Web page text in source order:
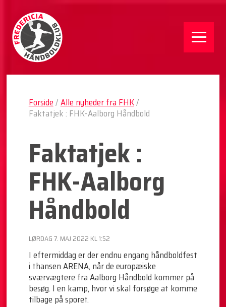
Forside/Alle nyheder fra FHK/
Faktatjek : FHK-Aalborg Håndbold
Faktatjek :
FHK-Aalborg
Håndbold
LØRDAG 7. MAJ 2022 KL 1:52
I eftermiddag er der endnu engang håndboldfest
i thansen ARENA, når de europæiske
sværvægtere fra Aalborg Håndbold kommer på
besøg. I en kamp, hvor vi skal forsøge at komme
tilbage på sporet.